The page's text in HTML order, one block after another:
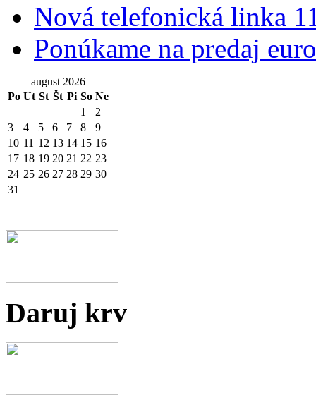
Nová telefonická linka
Ponúkame na predaj
august 2026
Po Ut St Št Pi So Ne
1
2
3
4 5 6 7 8
9
10 11 12 13 14 15 16
17 18 19 20 21 22 23
24 25 26 27 28 29 30
31
Daruj krv